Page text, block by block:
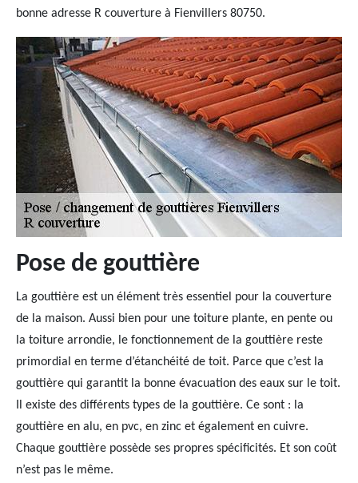
bonne adresse R couverture à Fienvillers 80750.
Pose de gouttière
La gouttière est un élément très essentiel pour la couverture
de la maison. Aussi bien pour une toiture plante, en pente ou
la toiture arrondie, le fonctionnement de la gouttière reste
primordial en terme d’étanchéité de toit. Parce que c’est la
gouttière qui garantit la bonne évacuation des eaux sur le toit.
Il existe des différents types de la gouttière. Ce sont : la
gouttière en alu, en pvc, en zinc et également en cuivre.
Chaque gouttière possède ses propres spécificités. Et son coût
n’est pas le même.